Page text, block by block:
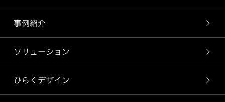
事例紹介
ソリューション
ひらくデザイン